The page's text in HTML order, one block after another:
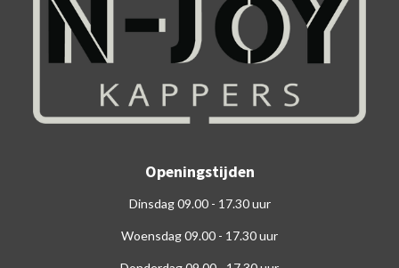
Openingstijden
Dinsdag 09.00 - 17.30 uur
Woensdag 09.00 - 17.30 uur